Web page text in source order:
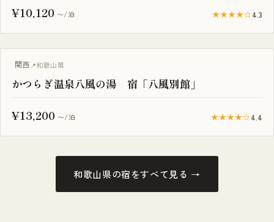
¥10,120 〜/泊 ★★★★☆4.3
サウナ付き
関西 和歌山県
かつらぎ温泉八風の湯 宿「八風別館」
¥13,200 〜/泊 ★★★★☆4.4
和歌山県の宿をすべて見る →